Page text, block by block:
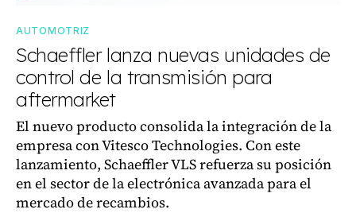
AUTOMOTRIZ
Schaeffler lanza nuevas unidades de
control de la transmisión para
aftermarket
El nuevo producto consolida la integración de la
empresa con Vitesco Technologies. Con este
lanzamiento, Schaeffler VLS refuerza su posición
en el sector de la electrónica avanzada para el
mercado de recambios.